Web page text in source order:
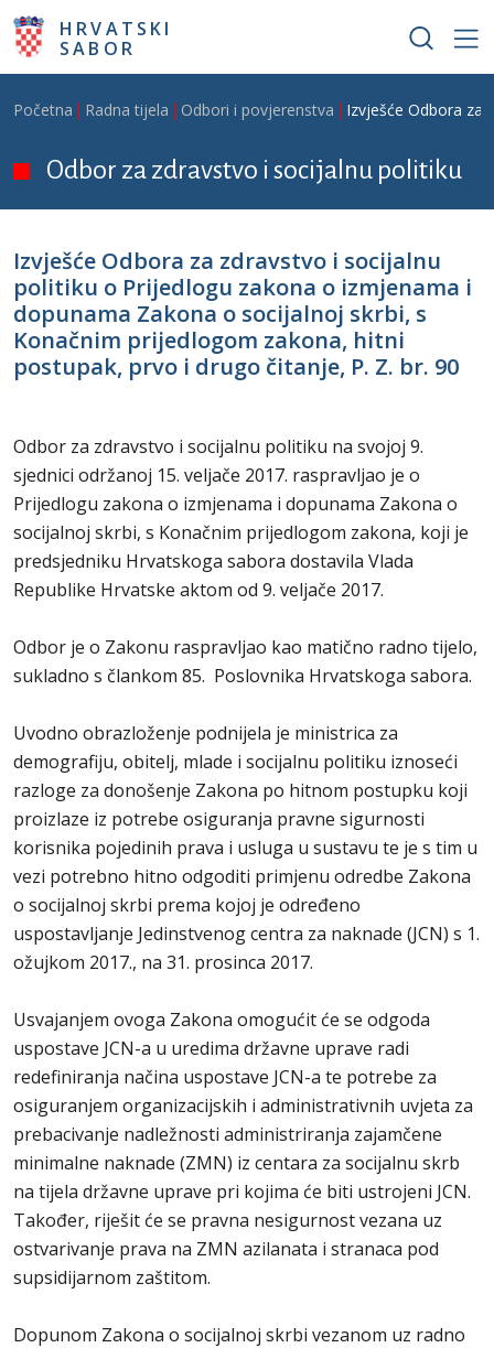
Skoči na glavni sadržaj
HRVATSKI
SABOR
Breadcrumb
Početna Radna tijela Odbori i povjerenstva Izvješće Odbora za
Odbor za zdravstvo i socijalnu politiku
Izvješće Odbora za zdravstvo i socijalnu
politiku o Prijedlogu zakona o izmjenama i
dopunama Zakona o socijalnoj skrbi, s
Konačnim prijedlogom zakona, hitni
postupak, prvo i drugo čitanje, P. Z. br. 90
Odbor za zdravstvo i socijalnu politiku na svojoj 9.
sjednici održanoj 15. veljače 2017. raspravljao je o
Prijedlogu zakona o izmjenama i dopunama Zakona o
socijalnoj skrbi, s Konačnim prijedlogom zakona, koji je
predsjedniku Hrvatskoga sabora dostavila Vlada
Republike Hrvatske aktom od 9. veljače 2017.
Odbor je o Zakonu raspravljao kao matično radno tijelo,
sukladno s člankom 85. Poslovnika Hrvatskoga sabora.
Uvodno obrazloženje podnijela je ministrica za
demografiju, obitelj, mlade i socijalnu politiku iznoseći
razloge za donošenje Zakona po hitnom postupku koji
proizlaze iz potrebe osiguranja pravne sigurnosti
korisnika pojedinih prava i usluga u sustavu te je s tim u
vezi potrebno hitno odgoditi primjenu odredbe Zakona
o socijalnoj skrbi prema kojoj je određeno
uspostavljanje Jedinstvenog centra za naknade (JCN) s 1.
ožujkom 2017., na 31. prosinca 2017.
Usvajanjem ovoga Zakona omogućit će se odgoda
uspostave JCN-a u uredima državne uprave radi
redefiniranja načina uspostave JCN-a te potrebe za
osiguranjem organizacijskih i administrativnih uvjeta za
prebacivanje nadležnosti administriranja zajamčene
minimalne naknade (ZMN) iz centara za socijalnu skrb
na tijela državne uprave pri kojima će biti ustrojeni JCN.
Također, riješit će se pravna nesigurnost vezana uz
ostvarivanje prava na ZMN azilanata i stranaca pod
supsidijarnom zaštitom.
Dopunom Zakona o socijalnoj skrbi vezanom uz radno